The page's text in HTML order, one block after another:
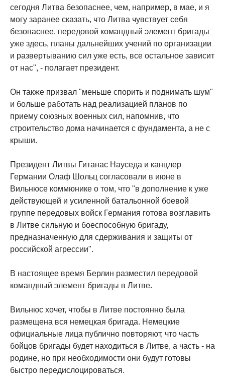
сегодня Литва безопаснее, чем, например, в мае, и я
могу заранее сказать, что Литва чувствует себя
безопаснее, передовой командный элемент бригады
уже здесь, планы дальнейших учений по организации
и развертыванию сил уже есть, все остальное зависит
от нас", - полагает президент.
Он также призвал "меньше спорить и поднимать шум"
и больше работать над реализацией планов по
приему союзных военных сил, напомнив, что
строительство дома начинается с фундамента, а не с
крыши.
Президент Литвы Гитанас Науседа и канцлер
Германии Олаф Шольц согласовали в июне в
Вильнюсе коммюнике о том, что "в дополнение к уже
действующей и усиленной батальонной боевой
группе передовых войск Германия готова возглавить
в Литве сильную и боеспособную бригаду,
предназначенную для сдерживания и защиты от
российской агрессии".
В настоящее время Берлин разместил передовой
командный элемент бригады в Литве.
Вильнюс хочет, чтобы в Литве постоянно была
размещена вся немецкая бригада. Немецкие
официальные лица публично повторяют, что часть
бойцов бригады будет находиться в Литве, а часть - на
родине, но при необходимости они будут готовы
быстро передислоцироваться.